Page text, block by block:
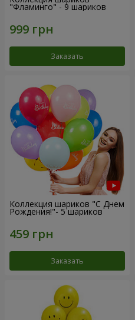
"Фламинго" - 9 шариков
Заказать
Коллекция шариков "С Днем
Рождения!"- 5 шариков
Заказать